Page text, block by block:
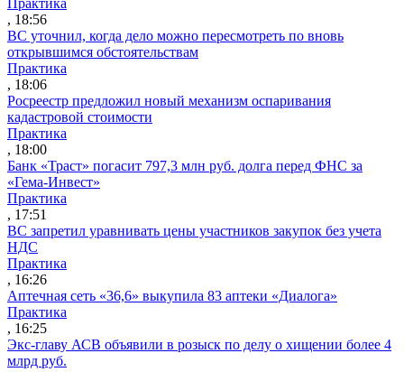
, 18:56
ВС уточнил, когда дело можно пересмотреть по вновь
открывшимся обстоятельствам
Практика
, 18:06
Росреестр предложил новый механизм оспаривания
кадастровой стоимости
Практика
, 18:00
Банк «Траст» погасит 797,3 млн руб. долга перед ФНС за
«Гема-Инвест»
Практика
, 17:51
ВС запретил уравнивать цены участников закупок без учета
НДС
Практика
, 16:26
Аптечная сеть «36,6» выкупила 83 аптеки «Диалога»
Практика
, 16:25
Экс-главу АСВ объявили в розыск по делу о хищении более 4
млрд руб.